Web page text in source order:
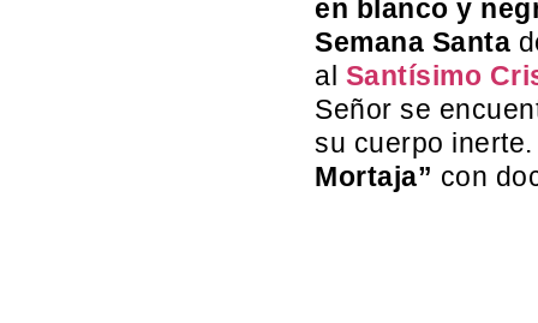
en blanco y
Semana Santa
al Santísimo
Señor se
su cuerpo
Mortaja” con